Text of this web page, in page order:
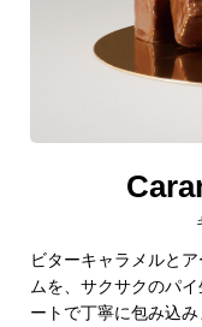
ビターキャラメルと
ムを、サクサクのパ
ートで丁寧に包み込み